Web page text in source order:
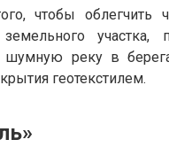
чтобы облегчить
участка,
шумную реку в
геотекстилем.